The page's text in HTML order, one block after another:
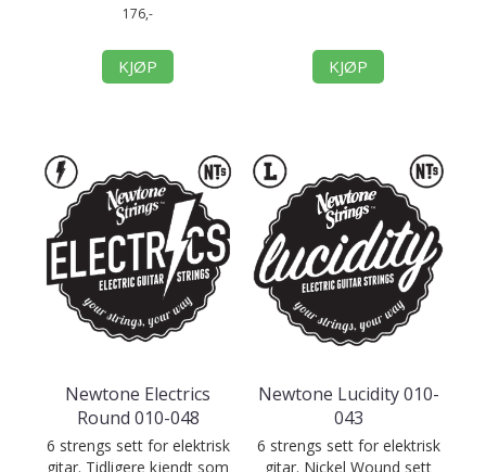
176,-
KJØP KJØP
Newtone Electrics
Round 010-048
6 strengs sett for elektrisk
gitar. Tidligere kjendt som
Newtone Lucidity 010-
043
6 strengs sett for elektrisk
gitar. Nickel Wound sett